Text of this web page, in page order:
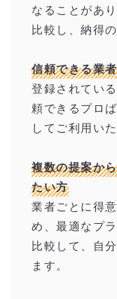
なることがあ
比較し、納得
信頼できる業
登録されてい
頼できるプロ
してご利用い
複数の提案か
たい方
業者ごとに得
め、最適なプ
比較して、自
ます。